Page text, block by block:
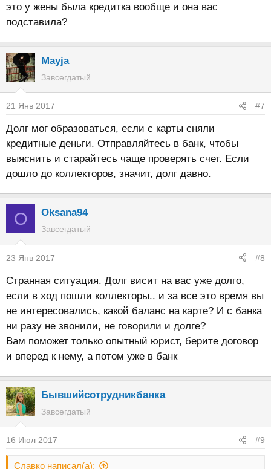
это у жены была кредитка вообще и она вас
подставила?
Mayja_
Завсегдатый
21 Янв 2017 #7
Долг мог образоваться, если с карты сняли
кредитные деньги. Отправляйтесь в банк, чтобы
выяснить и старайтесь чаще проверять счет. Если
дошло до коллекторов, значит, долг давно.
O Oksana94
Завсегдатый
23 Янв 2017 #8
Странная ситуация. Долг висит на вас уже долго,
если в ход пошли коллекторы.. и за все это время вы
не интересовались, какой баланс на карте? И с банка
ни разу не звонили, не говорили и долге?
Вам поможет только опытный юрист, берите договор
и вперед к нему, а потом уже в банк
Бывшийсотрудникбанка
Завсегдатый
16 Июл 2017 #9
Славко написал(а):